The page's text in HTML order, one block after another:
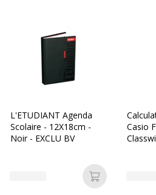
L'ETUDIANT Agenda
Scolaire - 12X18cm -
Noir - EXCLU BV
Ajouter au
Casio